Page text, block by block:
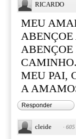
RICARDO
MEU
ABENÇOE
CAMINHO.
MEU PAI,
A
Responder
cleide · 605